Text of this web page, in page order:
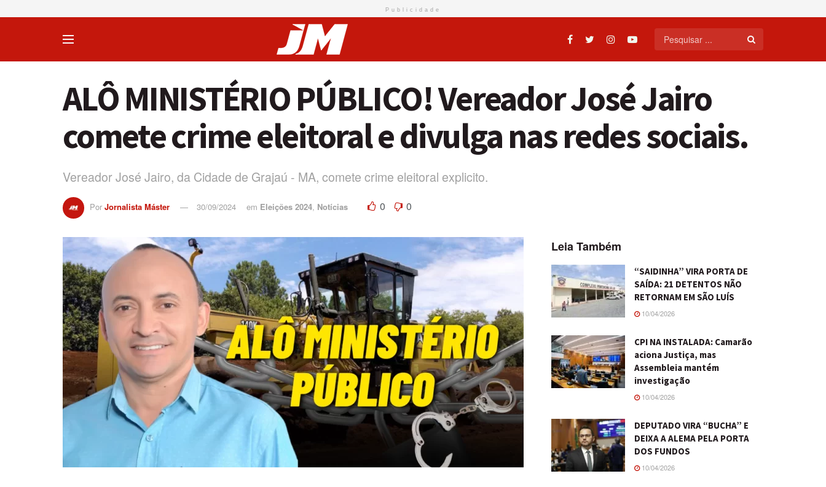
Publicidade
ALÔ MINISTÉRIO PÚBLICO! Vereador José Jairo
comete crime eleitoral e divulga nas redes sociais.
Vereador José Jairo, da Cidade de Grajaú - MA, comete crime eleitoral explicito.
Por Jornalista Máster 30/09/2024 em Eleições 2024, Notícias 0 0
Leia Também
“SAIDINHA” VIRA PORTA DE
SAÍDA: 21 DETENTOS NÃO
RETORNAM EM SÃO LUÍS
10/04/2026
CPI NA INSTALADA: Camarão
aciona Justiça, mas
Assembleia mantém
investigação
10/04/2026
DEPUTADO VIRA “BUCHA” E
DEIXA A ALEMA PELA PORTA
DOS FUNDOS
10/04/2026